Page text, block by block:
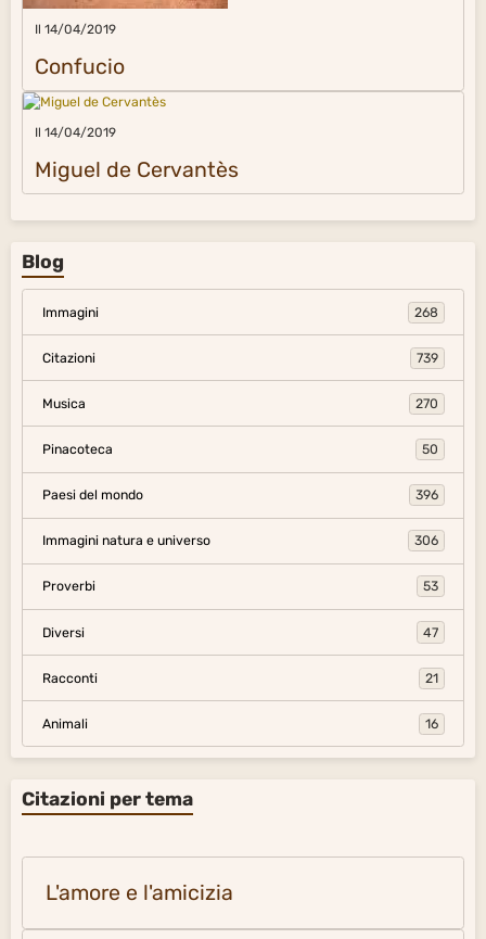
Il 14/04/2019
Confucio
Il 14/04/2019
Miguel de Cervantès
Blog
Immagini 268
Citazioni 739
Musica 270
Pinacoteca 50
Paesi del mondo 396
Immagini natura e universo 306
Proverbi 53
Diversi 47
Racconti 21
Animali 16
Citazioni per tema
L'amore e l'amicizia